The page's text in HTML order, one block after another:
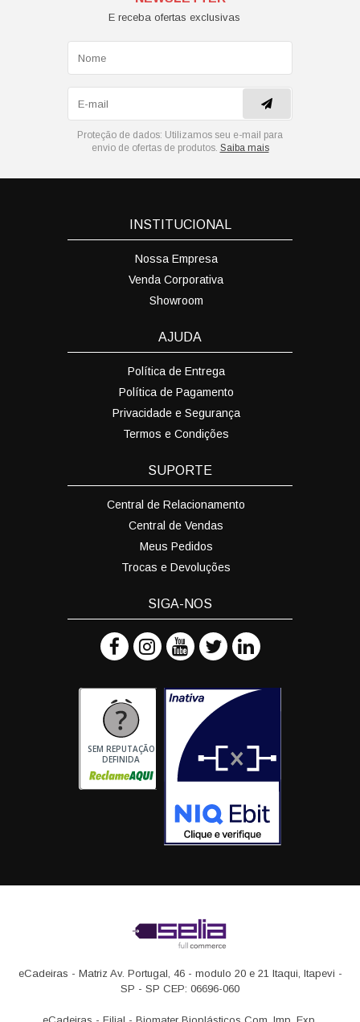
E receba ofertas exclusivas
Proteção de dados: Utilizamos seu e-mail para
envio de ofertas de produtos. Saiba mais
INSTITUCIONAL
Nossa Empresa
Venda Corporativa
Showroom
AJUDA
Política de Entrega
Política de Pagamento
Privacidade e Segurança
Termos e Condições
SUPORTE
Central de Relacionamento
Central de Vendas
Meus Pedidos
Trocas e Devoluções
SIGA-NOS
SEM REPUTAÇÃO
DEFINIDA
eCadeiras - Matriz Av. Portugal, 46 - modulo 20 e 21 Itaqui, Itapevi -
SP - SP CEP: 06696-060